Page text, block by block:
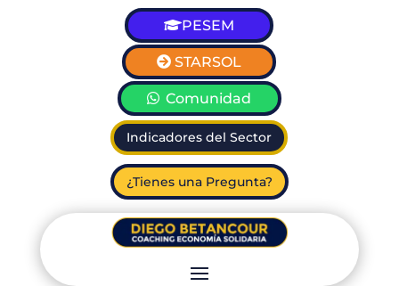
PESEM
STARSOL
Comunidad
Indicadores del Sector
¿Tienes una Pregunta?